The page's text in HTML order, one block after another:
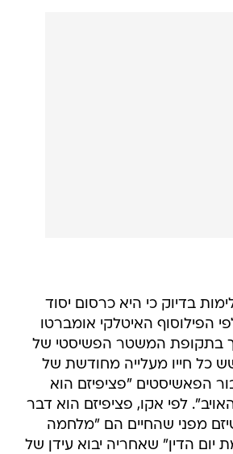
בדיוק כי היא כרסום יסוד
הפילוסוף האיטלקי אומברטו
בתקופת המשטר הפשיסטי של
כל חייו מעלייה מחודשת של
הפאשיסטים "פציפיזם הוא
לפי אקו, פציפיזם הוא דבר
מפני שהחיים הם "מלחמה
הדין" שאחריה יבוא עידן של